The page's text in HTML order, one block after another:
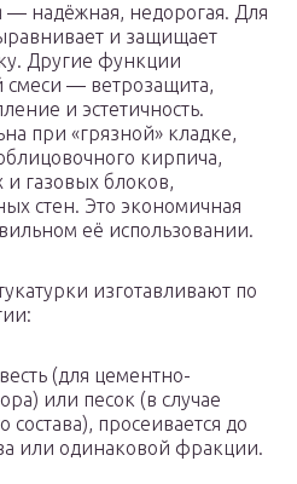
— надёжная, недорогая. Для
и защищает
Другие функции
смеси — ветрозащита,
и эстетичность.
при «грязной» кладке,
кирпича,
газовых блоков,
стен. Это экономичная
её использовании.
изготавливают по
(для цементно-
или песок (в случае
состава), просеивается до
или одинаковой фракции.